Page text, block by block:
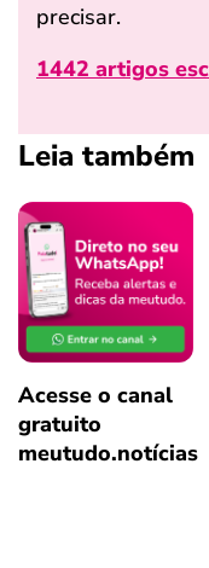
precisar.
1442 artigos
Leia também
Acesse o canal
gratuito
meutudo.notícias